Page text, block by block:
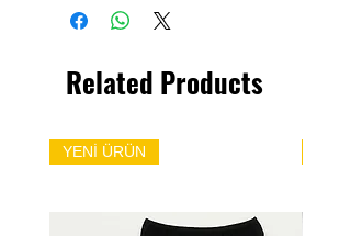
Related Products
YENİ ÜRÜN